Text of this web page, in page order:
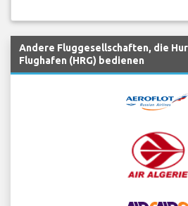
Andere Fluggesellschaften, die
Flughafen (HRG) bedienen